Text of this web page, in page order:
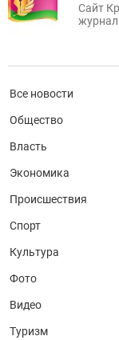
Сайт
Все новости
Общество
Власть
Экономика
Происшествия
Спорт
Культура
Фото
Видео
Туризм